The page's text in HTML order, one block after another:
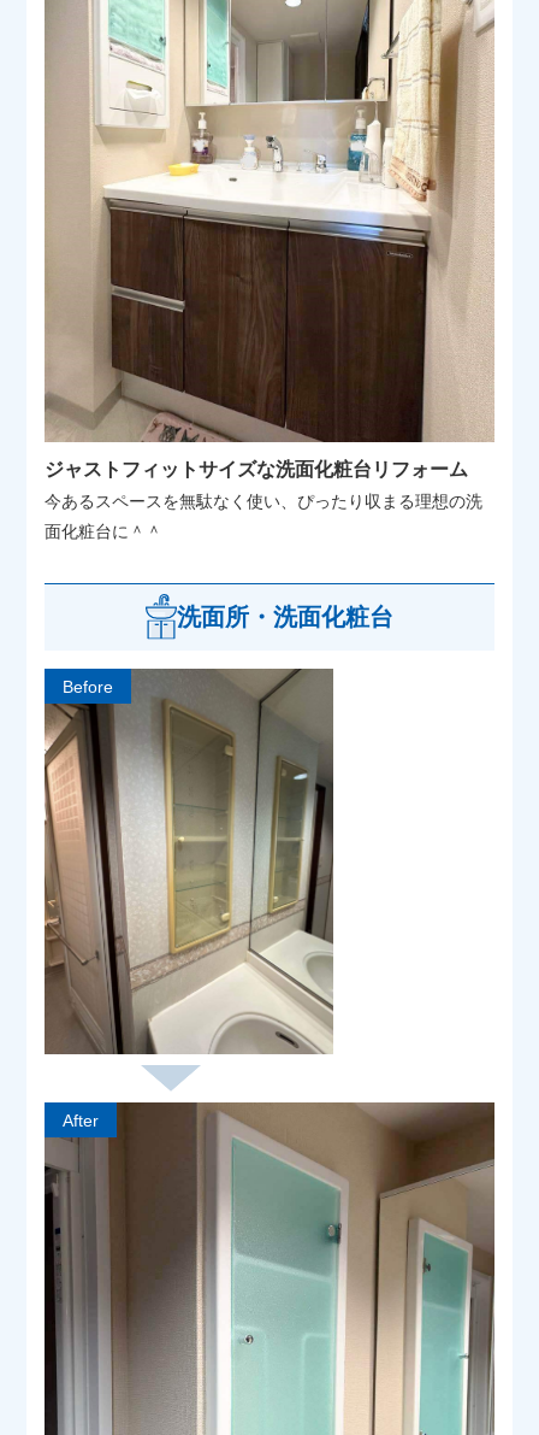
ジャストフィットサイズな洗面化粧台リフォーム
今あるスペースを無駄なく使い、ぴったり収まる理想の洗
面化粧台に＾＾
洗面所・洗面化粧台
Before
After